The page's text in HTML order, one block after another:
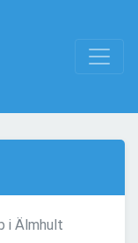
i Älmhult